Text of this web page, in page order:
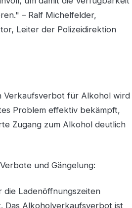
– Ralf Michelfelder,
Leiter der Polizeidirektion
Verkaufsverbot für Alkohol wird
Problem effektiv bekämpft,
Zugang zum Alkohol deutlich
und Gängelung:
die Ladenöffnungszeiten
Das Alkoholverkaufsverbot ist